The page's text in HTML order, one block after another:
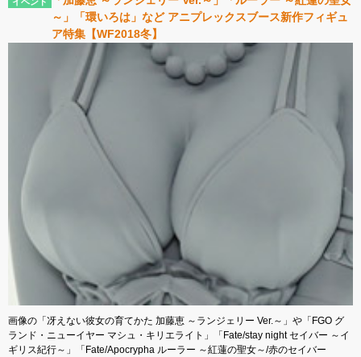
～」「環いろは」など アニプレックスブース新作フィギュ
ア特集【WF2018冬】
画像の「冴えない彼女の育てかた 加藤恵 ～ランジェリー Ver.～」や「FGO グ
ランド・ニューイヤー マシュ・キリエライト」「Fate/stay night セイバー ～イ
ギリス紀行～」「Fate/Apocrypha ルーラー ～紅蓮の聖女～/赤のセイバー